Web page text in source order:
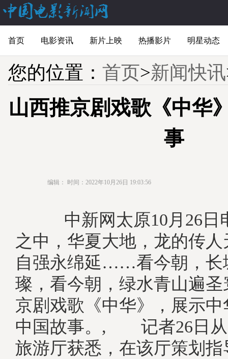
首页 电影资讯 新片上映 热播影片 明星动态
您的位置： 首页>新闻快讯
山西推京剧戏歌《中华
事
编辑： 时间：2022年10月26日 19:03:56
中新网太原10月26日
之中，华夏大地，龙的传
自强永绵延……看今朝，长
璨，看今朝，绿水青山遍
京剧戏歌《中华》，展示
中国故事。, 记者26日从
旅游厅获悉，在该厅策划